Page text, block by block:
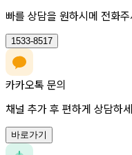
빠를 상담을 원하시메 전화주
1533-8517
카카오톡 문의
채널 추가 후 편하게 상담하
바로가기